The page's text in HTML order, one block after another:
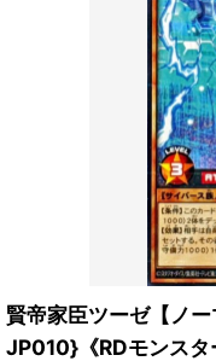
賢帝家臣ツーゼ【ノ
JP010}《RDモンスタ